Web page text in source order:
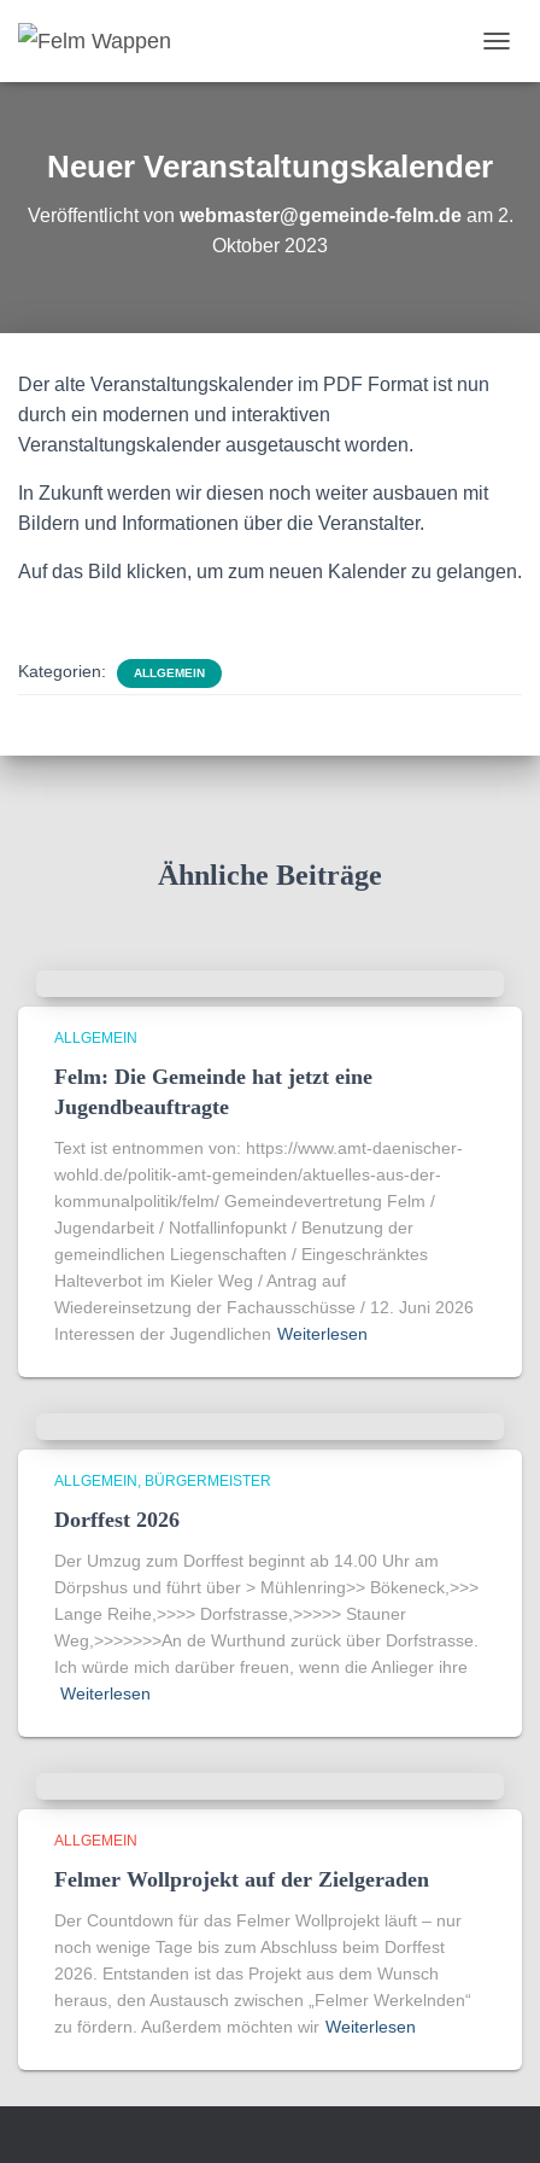
A
I
S
Neuer Veranstaltungskalender
Veröffentlicht von webmaster@gemeinde-felm.deam 2.
Oktober 2023
Der alte Veranstaltungskalender im PDF Format ist nun
durch ein modernen und interaktiven
Veranstaltungskalender ausgetauscht worden.
In Zukunft werden wir diesen noch weiter ausbauen mit
Bildern und Informationen über die Veranstalter.
Auf das Bild klicken, um zum neuen Kalender zu gelangen.
Kategorien: ALLGEMEIN
Ähnliche Beiträge
ALLGEMEIN
Felm: Die Gemeinde hat jetzt eine
Jugendbeauftragte
Text ist entnommen von: https://www.amt-daenischer-
wohld.de/politik-amt-gemeinden/aktuelles-aus-der-
kommunalpolitik/felm/ Gemeindevertretung Felm /
Jugendarbeit / Notfallinfopunkt / Benutzung der
gemeindlichen Liegenschaften / Eingeschränktes
Halteverbot im Kieler Weg / Antrag auf
Wiedereinsetzung der Fachausschüsse / 12. Juni 2026
Interessen der Jugendlichen Weiterlesen
ALLGEMEIN BÜRGERMEISTER
Dorffest 2026
Der Umzug zum Dorffest beginnt ab 14.00 Uhr am
Dörpshus und führt über > Mühlenring>> Bökeneck,>>>
Lange Reihe,>>>> Dorfstrasse,>>>>> Stauner
Weg,>>>>>>>An de Wurthund zurück über Dorfstrasse.
Ich würde mich darüber freuen, wenn die Anlieger ihre
Weiterlesen
ALLGEMEIN
Felmer Wollprojekt auf der Zielgeraden
Der Countdown für das Felmer Wollprojekt läuft – nur
noch wenige Tage bis zum Abschluss beim Dorffest
2026. Entstanden ist das Projekt aus dem Wunsch
heraus, den Austausch zwischen „Felmer Werkelnden“
zu fördern. Außerdem möchten wir Weiterlesen